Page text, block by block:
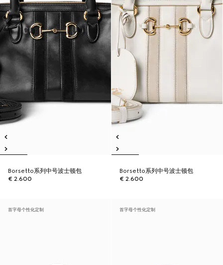
Borsetto系列中号波士顿包
€ 2.600
Borsetto系列中号波士顿包
€ 2.600
首字母个性化定制 首字母个性化定制